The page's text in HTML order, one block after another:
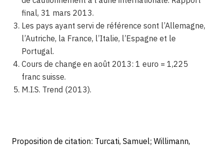
final, 31 mars 2013.
Les pays ayant servi de référence sont l’Allemagne,
l’Autriche, la France, l’Italie, l’Espagne et le
Portugal.
Cours de change en août 2013: 1 euro = 1,225
franc suisse.
M.I.S. Trend (2013).
Proposition de citation: Turcati, Samuel; Willimann,